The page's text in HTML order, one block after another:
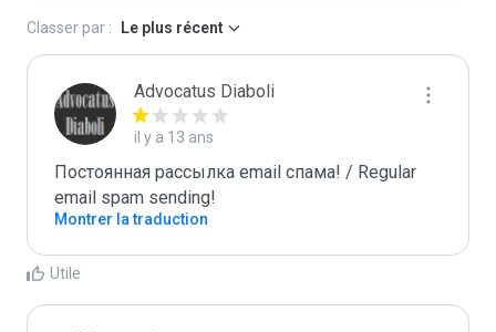
Classer par : Le plus récent
Advocatus Diaboli
il y a 13 ans
Постоянная рассылка email спама! / Regular
email spam sending!
Montrer la traduction
Utile